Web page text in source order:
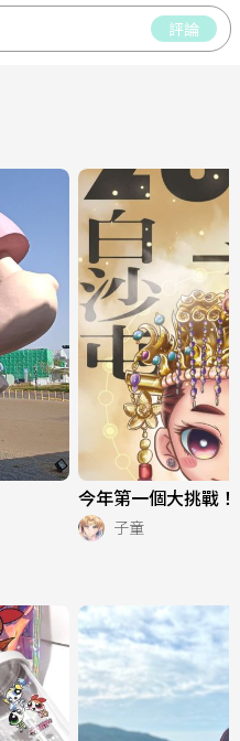
評論
今年第一個大挑戰
子童